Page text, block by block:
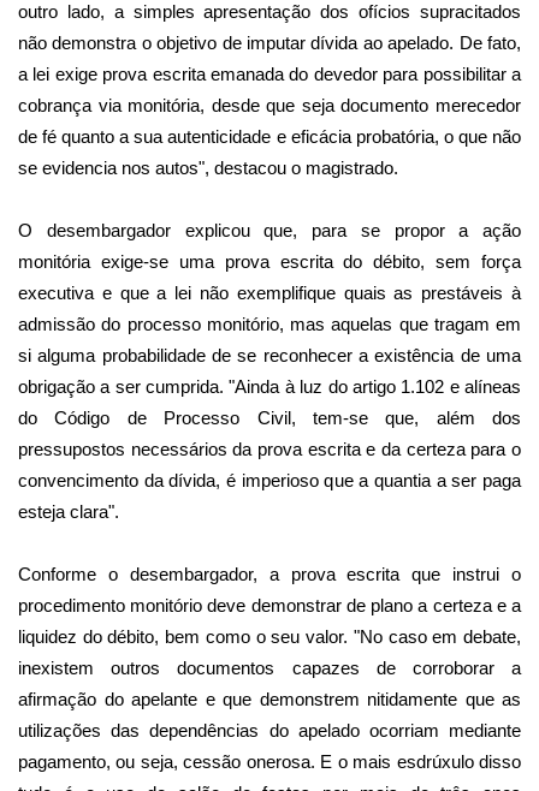
outro lado, a simples apresentação dos ofícios supracitados
não demonstra o objetivo de imputar dívida ao apelado. De fato,
a lei exige prova escrita emanada do devedor para possibilitar a
cobrança via monitória, desde que seja documento merecedor
de fé quanto a sua autenticidade e eficácia probatória, o que não
se evidencia nos autos", destacou o magistrado.
O desembargador explicou que, para se propor a ação
monitória exige-se uma prova escrita do débito, sem força
executiva e que a lei não exemplifique quais as prestáveis à
admissão do processo monitório, mas aquelas que tragam em
si alguma probabilidade de se reconhecer a existência de uma
obrigação a ser cumprida. "Ainda à luz do artigo 1.102 e alíneas
do Código de Processo Civil, tem-se que, além dos
pressupostos necessários da prova escrita e da certeza para o
convencimento da dívida, é imperioso que a quantia a ser paga
esteja clara".
Conforme o desembargador, a prova escrita que instrui o
procedimento monitório deve demonstrar de plano a certeza e a
liquidez do débito, bem como o seu valor. "No caso em debate,
inexistem outros documentos capazes de corroborar a
afirmação do apelante e que demonstrem nitidamente que as
utilizações das dependências do apelado ocorriam mediante
pagamento, ou seja, cessão onerosa. E o mais esdrúxulo disso